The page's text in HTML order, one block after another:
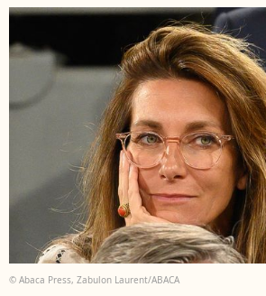
© Abaca Press, Zabulon Laurent/ABACA